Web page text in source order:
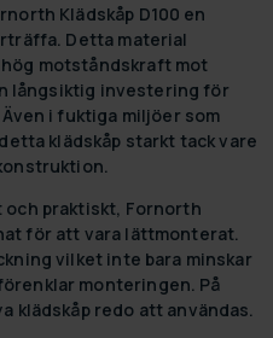
Klädskåp D100 en
Detta material
motståndskraft mot
långsiktig investering för
i fuktiga miljöer som
klädskåp starkt tack vare
praktiskt, Fornorth
för att vara lättmonterat.
vilket inte bara minskar
monteringen. På
klädskåp redo att användas.